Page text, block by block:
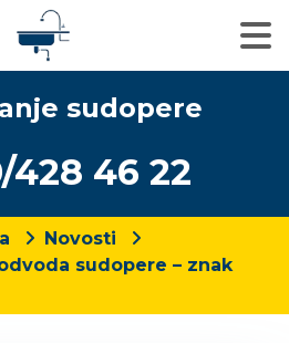
sudopere
428 46 22
Novosti
sudopere – znak